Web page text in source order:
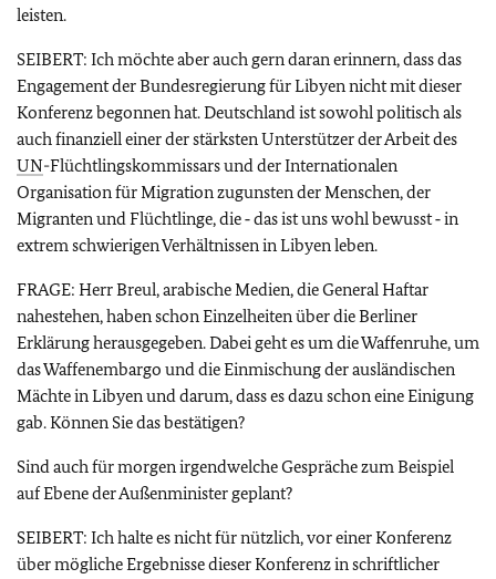
leisten.
SEIBERT: Ich möchte aber auch gern daran erinnern, dass das
Engagement der Bundesregierung für Libyen nicht mit dieser
Konferenz begonnen hat. Deutschland ist sowohl politisch als
auch finanziell einer der stärksten Unterstützer der Arbeit des
UN-Flüchtlingskommissars und der Internationalen
Organisation für Migration zugunsten der Menschen, der
Migranten und Flüchtlinge, die ‑ das ist uns wohl bewusst ‑ in
extrem schwierigen Verhältnissen in Libyen leben.
FRAGE: Herr Breul, arabische Medien, die General Haftar
nahestehen, haben schon Einzelheiten über die Berliner
Erklärung herausgegeben. Dabei geht es um die Waffenruhe, um
das Waffenembargo und die Einmischung der ausländischen
Mächte in Libyen und darum, dass es dazu schon eine Einigung
gab. Können Sie das bestätigen?
Sind auch für morgen irgendwelche Gespräche zum Beispiel
auf Ebene der Außenminister geplant?
SEIBERT: Ich halte es nicht für nützlich, vor einer Konferenz
über mögliche Ergebnisse dieser Konferenz in schriftlicher